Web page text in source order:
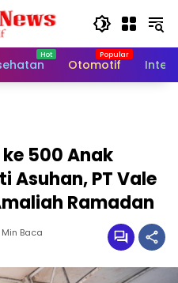
Otomotif
500 Anak
Asuhan, PT Vale
Ramadan
Baca